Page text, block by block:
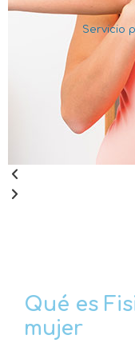
Servicio
Qué es
mujer